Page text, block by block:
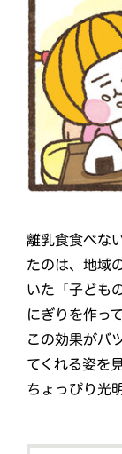
離乳食食べな
たのは、地域
いた「子ども
にぎりを作っ
この効果がバ
てくれる姿を
ちょっぴり光